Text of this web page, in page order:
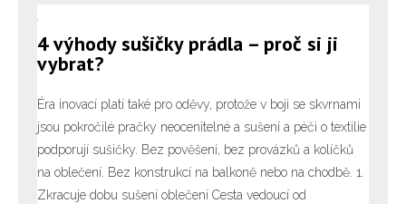
4 výhody sušičky prádla – proč si ji
vybrat?
Éra inovací platí také pro oděvy, protože v boji se skvrnami
jsou pokročilé pračky neocenitelné a sušení a péči o textilie
podporují sušičky. Bez pověšení, bez provázků a kolíčků
na oblečení. Bez konstrukcí na balkoně nebo na chodbě. 1.
Zkracuje dobu sušení oblečení Cesta vedoucí od